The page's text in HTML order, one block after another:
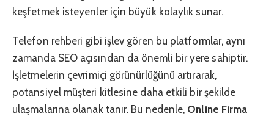
keşfetmek isteyenler için büyük kolaylık sunar.
Telefon rehberi gibi işlev gören bu platformlar, aynı
zamanda SEO açısından da önemli bir yere sahiptir.
İşletmelerin çevrimiçi görünürlüğünü artırarak,
potansiyel müşteri kitlesine daha etkili bir şekilde
ulaşmalarına olanak tanır. Bu nedenle, Online Firma